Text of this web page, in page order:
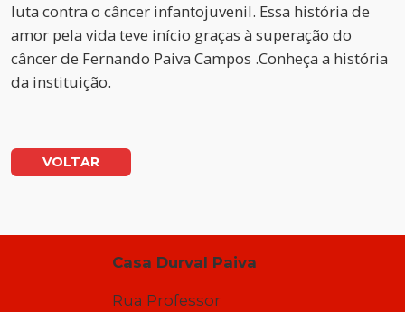
luta contra o câncer infantojuvenil. Essa história de
amor pela vida teve início graças à superação do
câncer de Fernando Paiva Campos .Conheça a história
da instituição.
VOLTAR
Casa Durval Paiva
Rua Professor